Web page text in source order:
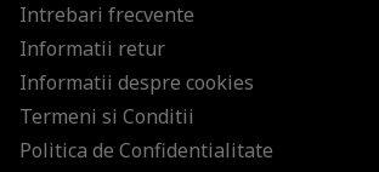
Intrebari frecvente
Informatii retur
Informatii despre cookies
Termeni si Conditii
Politica de Confidentialitate